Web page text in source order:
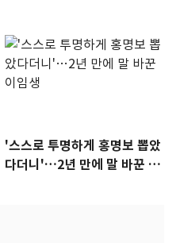
'스스로 투명하게 홍명보 뽑았
다더니'…2년 만에 말 바꾼 이